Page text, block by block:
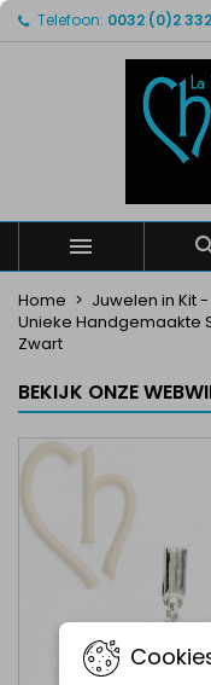
Telefoon: 0032 (0)2

Home Juwelen in Kit -
Unieke Handgemaakte
Zwart
BEKIJK ONZE
Mijn
Maak een lijst
Maak een
Verlanglijst naam
Inloggen
U moet ingelogd